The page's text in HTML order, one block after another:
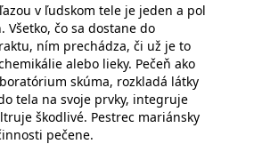
v ľudskom tele je jeden a pol
Všetko, čo sa dostane do
ním prechádza, či už je to
alebo lieky. Pečeň ako
skúma, rozkladá látky
tela na svoje prvky, integruje
škodlivé. Pestrec mariánsky
pečene.